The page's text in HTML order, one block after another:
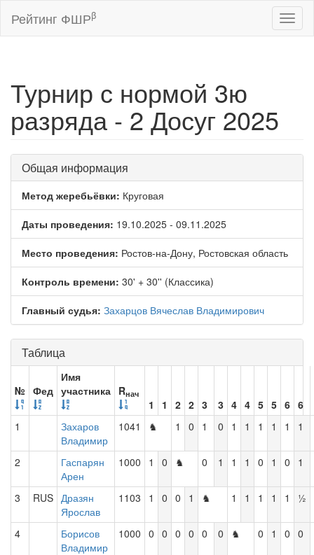
Рейтинг ФШРβ
Турнир с нормой 3ю
разряда - 2 Досуг 2025
Общая информация
Метод жеребьёвки: Круговая
Даты проведения: 19.10.2025 - 09.11.2025
Место проведения: Ростов-на-Дону, Ростовская область
Контроль времени: 30' + 30'' (Классика)
Главный судья: Захарцов Вячеслав Владимирович
Таблица
№ Фед
Имя
участника Rнач
1 1 2 2 3 3 4 4 5 5 6 6
1
Захаров
Владимир
1041 ♞ 1 0 1 0 1 1 1 1 1 1
2
Гаспарян
Арен
1000 1 0 ♞ 0 1 1 1 0 1 0 1
3 RUS Дразян
Ярослав
1103 1 0 0 1 ♞ 1 1 1 1 1 ½
4
Борисов
Владимир
1000 0 0 0 0 0 0 ♞ 0 1 0 0